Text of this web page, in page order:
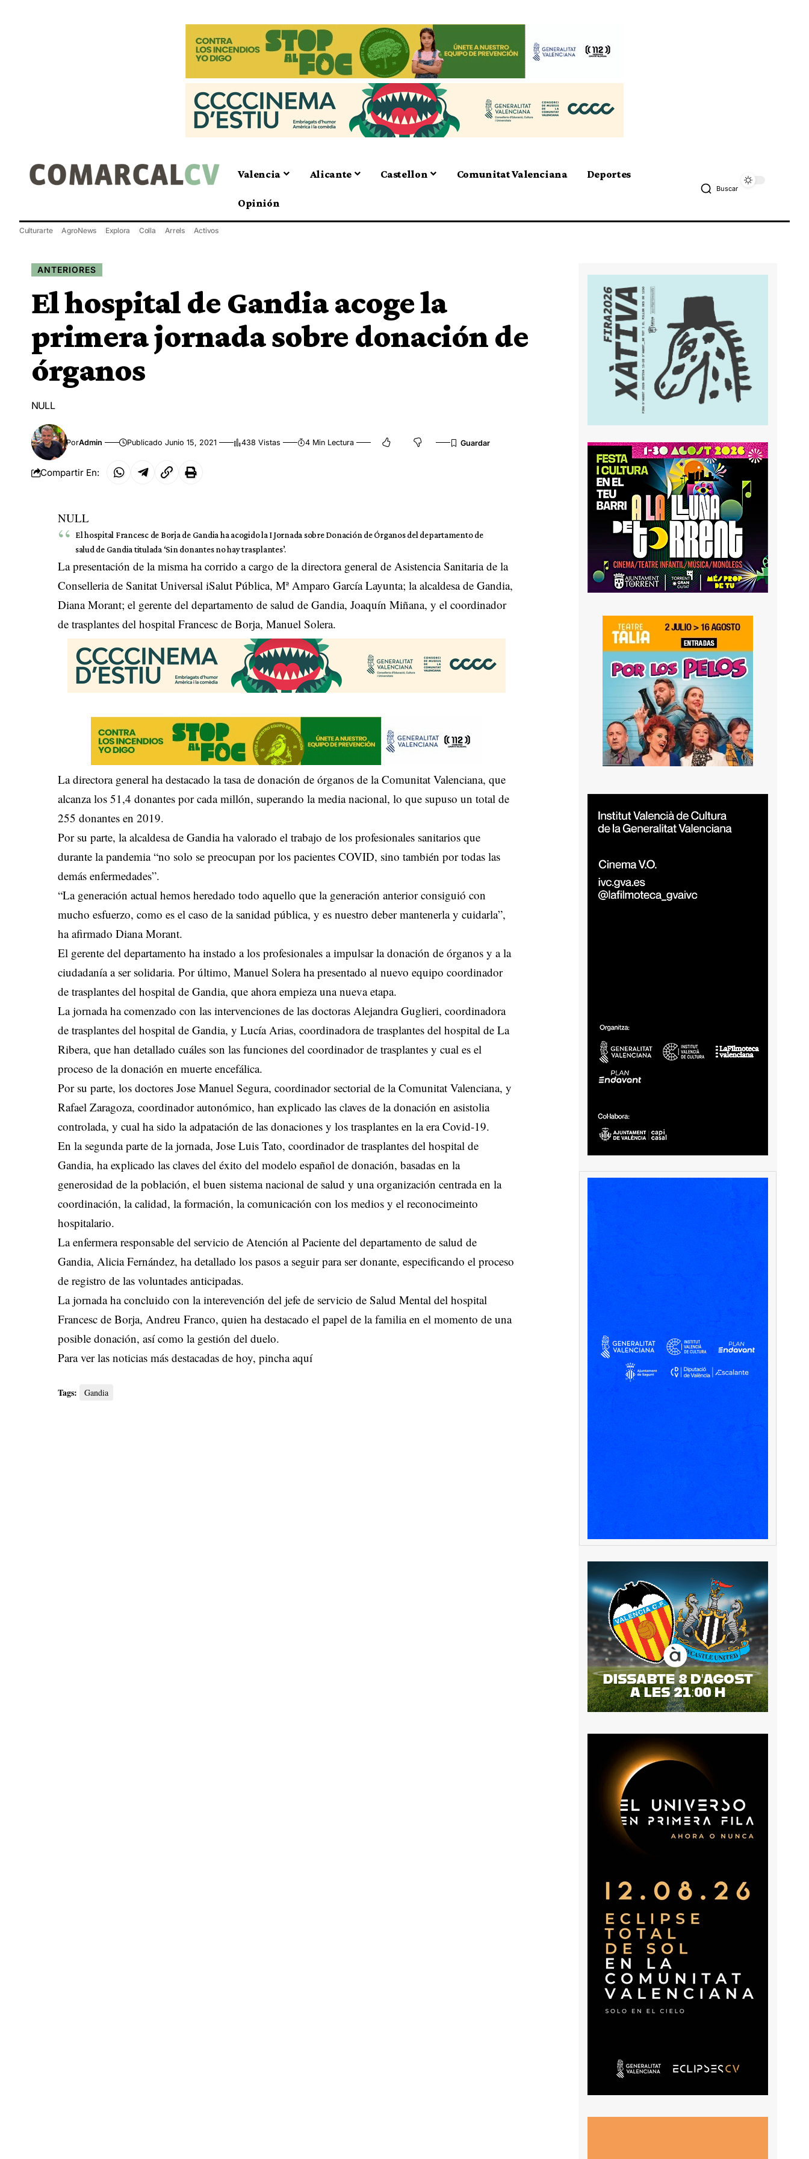
Valencia Alicante Castellon Comunitat Valenciana Deportes
Opinión
Buscar
Culturarte AgroNews Explora Colla Arrels Activos
ANTERIORES
El hospital de Gandia acoge la
primera jornada sobre donación de
órganos
NULL
PorAdmin Publicado Junio 15, 2021 438 Vistas 4 Min Lectura
Compartir En:
NULL
El hospital Francesc de Borja de Gandia ha acogido la I Jornada sobre Donación de Órganos del departamento de
salud de Gandia titulada ‘Sin donantes no hay trasplantes’.
La presentación de la misma ha corrido a cargo de la directora general de Asistencia Sanitaria de la
Conselleria de Sanitat Universal iSalut Pública, Mª Amparo García Layunta; la alcaldesa de Gandia,
Diana Morant; el gerente del departamento de salud de Gandia, Joaquín Miñana, y el coordinador
de trasplantes del hospital Francesc de Borja, Manuel Solera.
La directora general ha destacado la tasa de donación de órganos de la Comunitat Valenciana, que
alcanza los 51,4 donantes por cada millón, superando la media nacional, lo que supuso un total de
255 donantes en 2019.
Por su parte, la alcaldesa de Gandia ha valorado el trabajo de los profesionales sanitarios que
durante la pandemia “no solo se preocupan por los pacientes COVID, sino también por todas las
demás enfermedades”.
“La generación actual hemos heredado todo aquello que la generación anterior consiguió con
mucho esfuerzo, como es el caso de la sanidad pública, y es nuestro deber mantenerla y cuidarla”,
ha afirmado Diana Morant.
El gerente del departamento ha instado a los profesionales a impulsar la donación de órganos y a la
ciudadanía a ser solidaria. Por último, Manuel Solera ha presentado al nuevo equipo coordinador
de trasplantes del hospital de Gandia, que ahora empieza una nueva etapa.
La jornada ha comenzado con las intervenciones de las doctoras Alejandra Guglieri, coordinadora
de trasplantes del hospital de Gandia, y Lucía Arias, coordinadora de trasplantes del hospital de La
Ribera, que han detallado cuáles son las funciones del coordinador de trasplantes y cual es el
proceso de la donación en muerte encefálica.
Por su parte, los doctores Jose Manuel Segura, coordinador sectorial de la Comunitat Valenciana, y
Rafael Zaragoza, coordinador autonómico, han explicado las claves de la donación en asistolia
controlada, y cual ha sido la adpatación de las donaciones y los trasplantes en la era Covid-19.
En la segunda parte de la jornada, Jose Luis Tato, coordinador de trasplantes del hospital de
Gandia, ha explicado las claves del éxito del modelo español de donación, basadas en la
generosidad de la población, el buen sistema nacional de salud y una organización centrada en la
coordinación, la calidad, la formación, la comunicación con los medios y el reconocimeinto
hospitalario.
La enfermera responsable del servicio de Atención al Paciente del departamento de salud de
Gandia, Alicia Fernández, ha detallado los pasos a seguir para ser donante, especificando el proceso
de registro de las voluntades anticipadas.
La jornada ha concluido con la interevención del jefe de servicio de Salud Mental del hospital
Francesc de Borja, Andreu Franco, quien ha destacado el papel de la familia en el momento de una
posible donación, así como la gestión del duelo.
Para ver las noticias más destacadas de hoy,pincha aquí
Tags: Gandia